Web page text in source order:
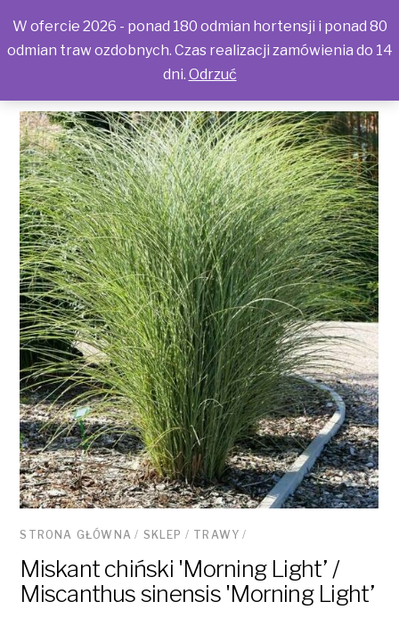
STRONA GŁÓWNA / SKLEP / TRAWY /
Miskant chiński 'Morning Light’ /
Miscanthus sinensis 'Morning Light’
W ofercie 2026 - ponad 180 odmian hortensji i ponad 80
odmian traw ozdobnych. Czas realizacji zamówienia do 14
dni. Odrzuć